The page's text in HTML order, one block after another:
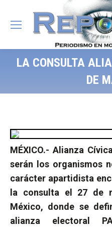
LA CONSULTA
DE
MÉXICO.- Alianza
serán los organismos
carácter apartidista
la consulta el 27 de
México, donde se
alianza electoral